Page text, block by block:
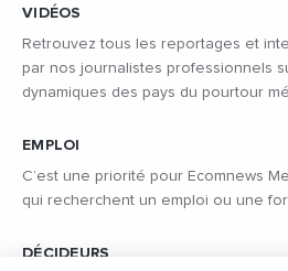
VIDÉOS
Retrouvez tous les reportages et
par nos journalistes professionnels
dynamiques des pays du pourtour
EMPLOI
C’est une priorité pour Ecomnews
qui recherchent un emploi ou une
DÉCIDEURS